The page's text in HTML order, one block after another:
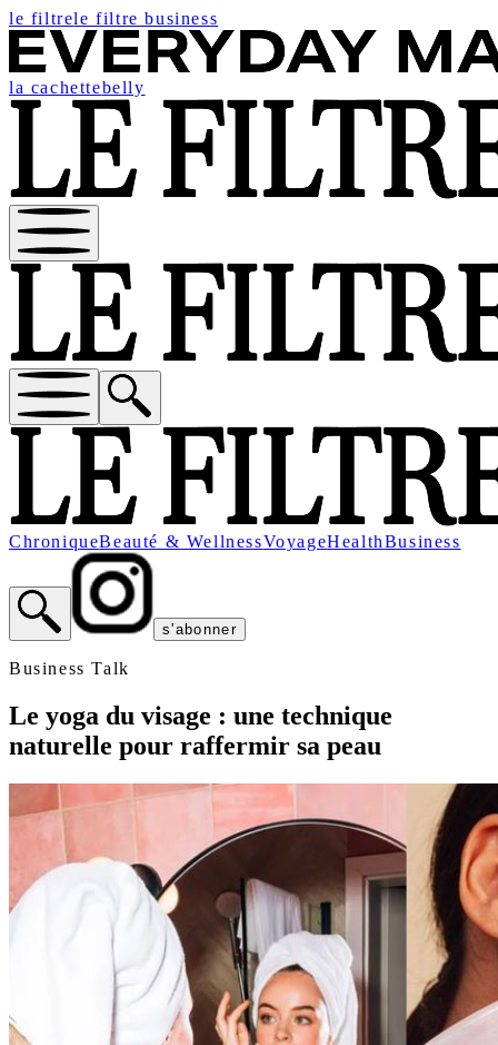
le filtrele filtre business
la cachettebelly
ChroniqueBeauté & WellnessVoyageHealthBusiness
s'abonner
Business Talk
Le yoga du visage : une technique
naturelle pour raffermir sa peau